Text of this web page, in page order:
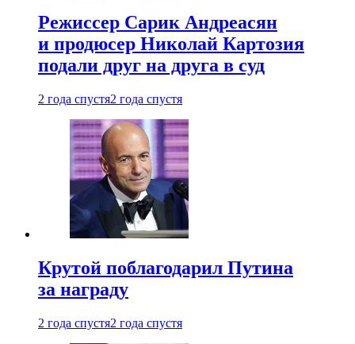
Режиссер Сарик Андреасян
и продюсер Николай Картозия
подали друг на друга в суд
2 года спустя2 года спустя
Крутой поблагодарил Путина
за награду
2 года спустя2 года спустя